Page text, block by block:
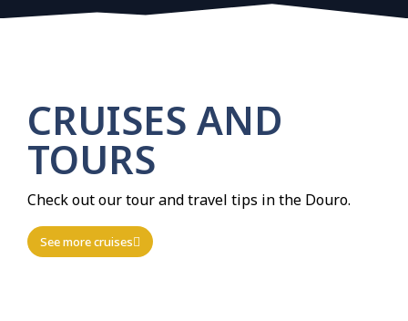
CRUISES AND
TOURS
Check out our tour and travel tips in the Douro.
See more cruises